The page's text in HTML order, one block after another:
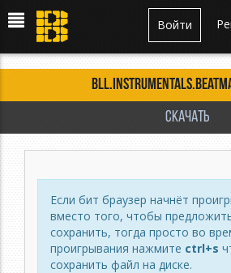
Войти
Скачать
Если бит браузер начнёт
вместо того, чтобы
сохранить, тогда просто во
проигрывания нажмите ctrl+s
сохранить файл на диске.